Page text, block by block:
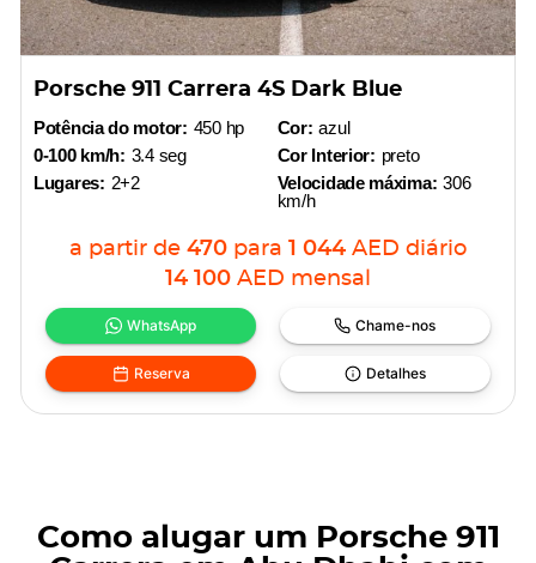
Porsche 911 Carrera 4S Dark Blue
Potência do motor: 450 hp
0-100 km/h: 3.4 seg
Lugares: 2+2
Cor: azul
Cor Interior: preto
Velocidade máxima: 306
km/h
a partir de 470 para 1 044 AED diário
14 100 AED mensal
WhatsApp Chame-nos
Reserva Detalhes
Como alugar um Porsche 911